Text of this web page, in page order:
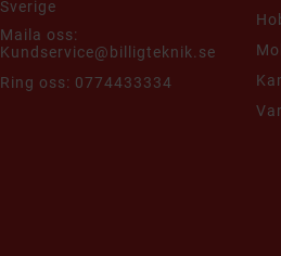
Sverige
Maila oss:
Kundservice@billigteknik.se
Ring oss: 0774433334